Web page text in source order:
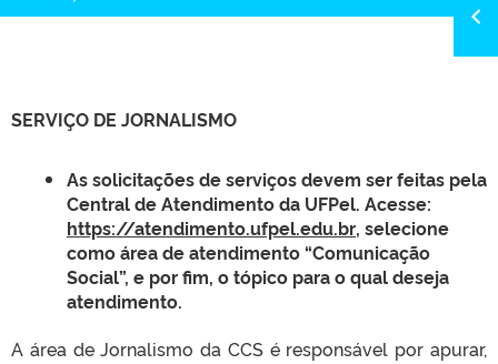
SERVIÇO DE JORNALISMO
Assolicitações de serviços devem ser feitas pela
Central de Atendimento da UFPel. Acesse:
https://atendimento.ufpel.edu.br, selecione
como área de atendimento “Comunicação
Social”, e por fim, o tópico para o qual deseja
atendimento.
A área de Jornalismo da CCS é responsável por apurar,